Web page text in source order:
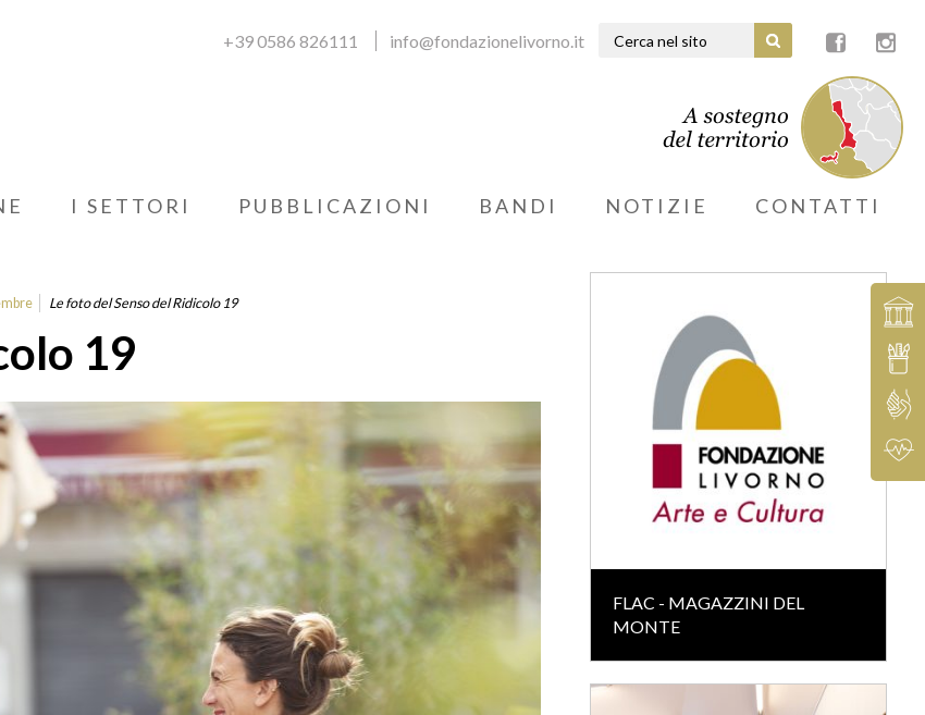
+39 0586 826111 info@fondazionelivorno.it
I SETTORI PUBBLICAZIONI BANDI NOTIZIE CONTATTI
Le foto del Senso del Ridicolo 19
19
FLAC - MAGAZZINI DEL
MONTE